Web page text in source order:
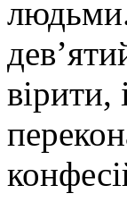
вірити,